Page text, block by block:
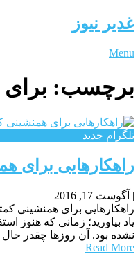
غدیر نیوز
Menu
برچسب: برای
تلگرام جدید
راهکارهایی برای
| آگوست 17, 2016
راهکارهایی برای همنشینی
یاد بیاورید؛ زمانی که هنوز
نشده بود. آن روزها چقدر حال
Read More